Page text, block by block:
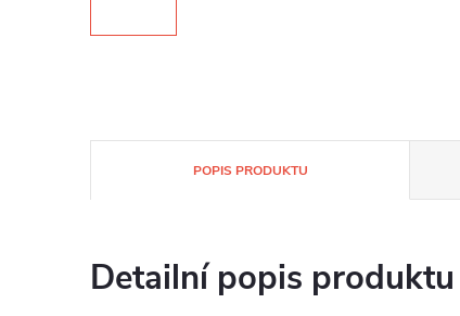
POPIS PRODUKTU
Detailní popis produktu